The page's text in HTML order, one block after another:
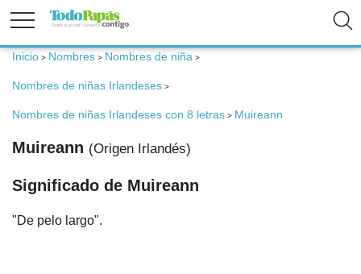
Fertilidad
Embarazo
Niños
Inicio > Nombres > Nombres de niña >
Nombres de niñas Irlandeses >
Nombres de niñas Irlandeses con 8 letras > Muireann
Muireann (Origen Irlandés)
Significado de Muireann
"De pelo largo".